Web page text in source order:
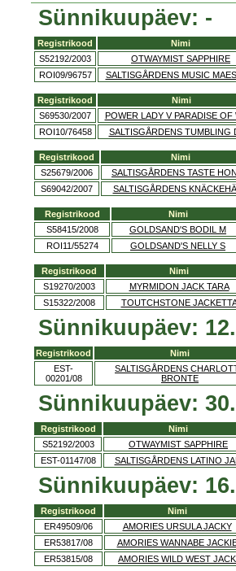
Sünnikuupäev: -
Registrikood Nimi
S52192/2003
OTWAYMIST SAPPHIRE
ROI09/96757
SALTISGÅRDENS MUSIC
Registrikood Nimi
S69530/2007
POWER LADY V PARADISE OF
ROI10/76458
SALTISGÅRDENS TUMBLING
Registrikood Nimi
S25679/2006
SALTISGÅRDENS TASTE
S69042/2007
SALTISGÅRDENS
Registrikood Nimi
S58415/2008
GOLDSAND'S BODIL M
ROI11/55274
GOLDSAND'S NELLY S
Registrikood Nimi
S19270/2003
MYRMIDON JACK TARA
S15322/2008
TOUTCHSTONE
Sünnikuupäev:
Registrikood Nimi
EST-
00201/08
SALTISGÅRDENS
BRONTE
Sünnikuupäev:
Registrikood Nimi
S52192/2003
OTWAYMIST SAPPHIRE
EST-01147/08
SALTISGÅRDENS LATINO
Sünnikuupäev:
Registrikood Nimi
ER49509/06
AMORIES URSULA JACKY
ER53817/08
AMORIES WANNABE
ER53815/08
AMORIES WILD WEST JACK